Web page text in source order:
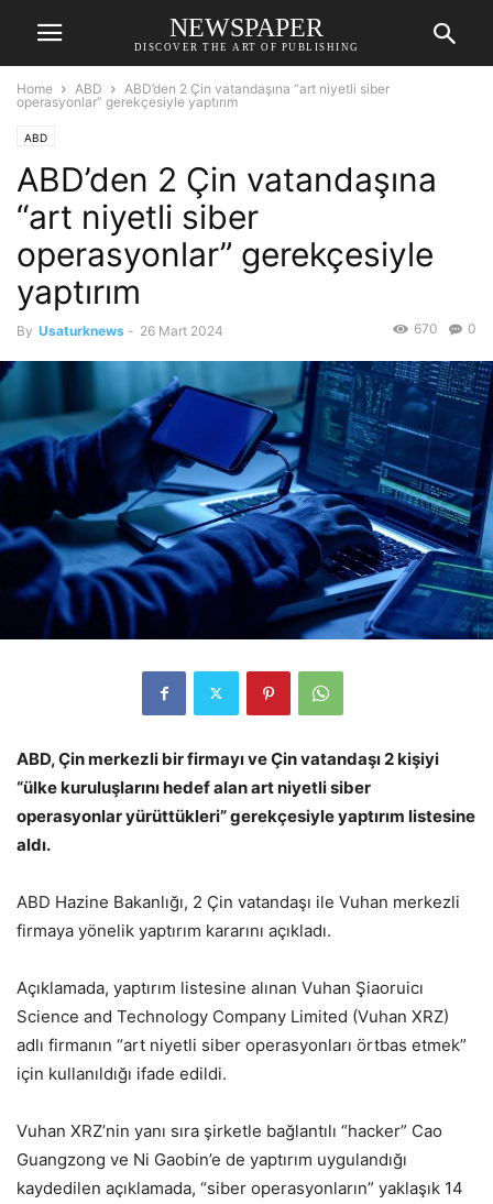
NEWSPAPER
DISCOVER THE ART OF PUBLISHING
Home ABD
ABD’den 2 Çin vatandaşına “art niyetli siber
operasyonlar” gerekçesiyle yaptırım
ABD
ABD’den 2 Çin vatandaşına
“art niyetli siber
operasyonlar” gerekçesiyle
yaptırım
By Usaturknews - 26 Mart 2024 0
670
ABD, Çin merkezli bir firmayı ve Çin vatandaşı 2 kişiyi
“ülke kuruluşlarını hedef alan art niyetli siber
operasyonlar yürüttükleri” gerekçesiyle yaptırım listesine
aldı.
ABD Hazine Bakanlığı, 2 Çin vatandaşı ile Vuhan merkezli
firmaya yönelik yaptırım kararını açıkladı.
Açıklamada, yaptırım listesine alınan Vuhan Şiaoruicı
Science and Technology Company Limited (Vuhan XRZ)
adlı firmanın “art niyetli siber operasyonları örtbas etmek”
için kullanıldığı ifade edildi.
Vuhan XRZ’nin yanı sıra şirketle bağlantılı “hacker” Cao
Guangzong ve Ni Gaobin’e de yaptırım uygulandığı
kaydedilen açıklamada, “siber operasyonların” yaklaşık 14